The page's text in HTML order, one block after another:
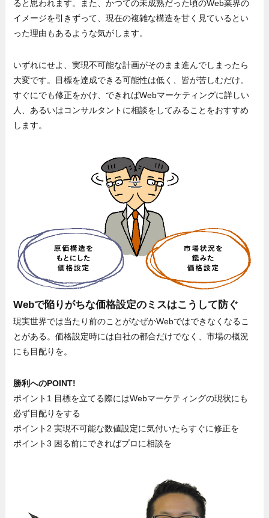
ると思われます。また、かつての未成熟だった頃のWeb業界の
イメージを引きずって、現在の複雑な構造を甘く見ているとい
った理由もあるような気がします。
いずれにせよ、実現不可能な計画がそのまま進んでしまったら
大変です。目標を達成できる可能性は低く、皆が苦しむだけ。
すぐにでも修正をかけ、できればWebマーケティングに詳しい
人、あるいはコンサルタントに相談をしてみることをおすすめ
します。
Webで陥りがちな価格設定のミスはこうして防ぐ
現実世界では当たり前のことがなぜかWebではできなくなるこ
とがある。価格設定時には自社の都合だけでなく、市場の概況
にも目配りを。
勝利へのPOINT!
ポイント1 目標を立てる際にはWebマーケティングの現状にも
必ず目配りをする
ポイント2 実現不可能な数値設定に気付いたらすぐに修正を
ポイント3 困る前にできればプロに相談を